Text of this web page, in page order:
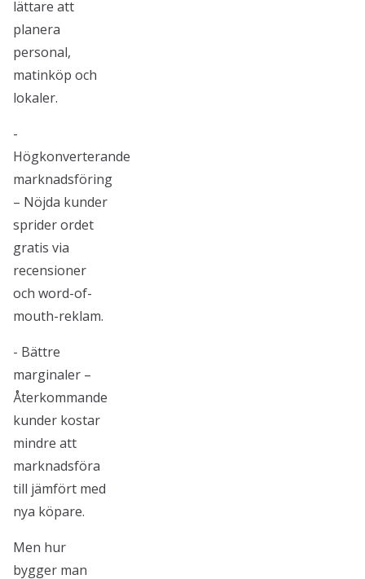
lättare att
planera
personal,
matinköp och
lokaler.
-
Högkonverterande
marknadsföring
– Nöjda kunder
sprider ordet
gratis via
recensioner
och word-of-
mouth-reklam.
- Bättre
marginaler –
Återkommande
kunder kostar
mindre att
marknadsföra
till jämfört med
nya köpare.
Men hur
bygger man